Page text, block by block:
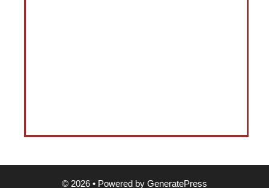
© 2026 • Powered by GeneratePress